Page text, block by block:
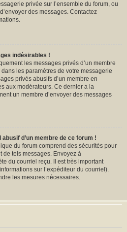
privée sur l’ensemble du forum, ou
des messages. Contactez
indésirables !
les messages privés d’un membre
les paramètres de votre messagerie
privés abusifs d’un membre en
aux modérateurs. Ce dernier a la
un membre d’envoyer des messages
d’un membre de ce forum !
du forum comprend des sécurités pour
de tels messages. Envoyez à
du courriel reçu. Il est très important
sur l’expéditeur du courriel).
les mesures nécessaires.